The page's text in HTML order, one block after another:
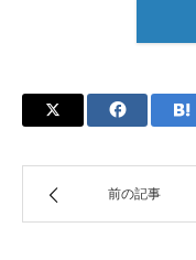
前の記事